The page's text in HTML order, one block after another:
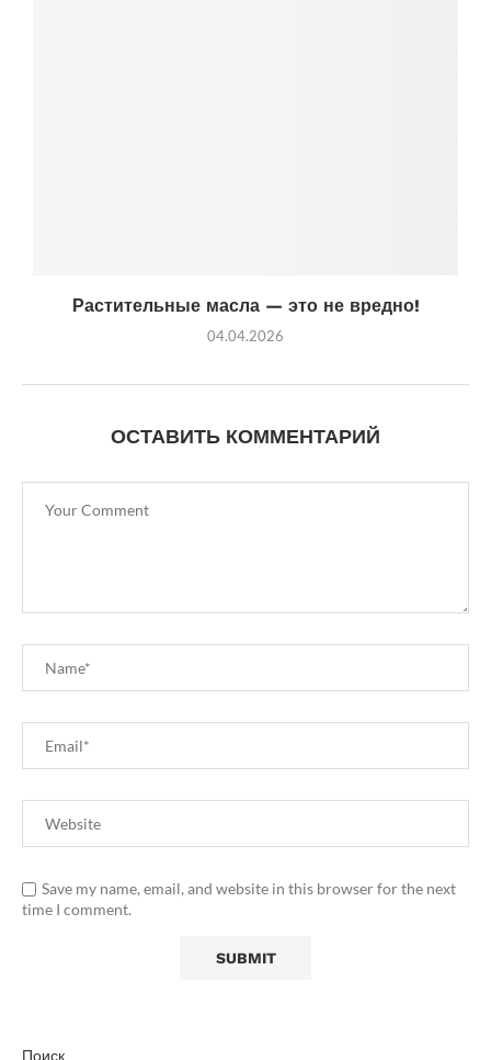
Растительные масла — это не вредно!
04.04.2026
ОСТАВИТЬ КОММЕНТАРИЙ
Save my name, email, and website in this browser for the next
time I comment.
Поиск